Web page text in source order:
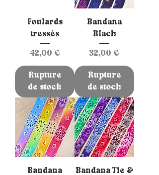
Foulards
tressés
Prix
42,00 €
Rupture
de stock
Bandana
Black
Prix
32,00 €
Rupture
de stock
Bandana
Bandana Tie &